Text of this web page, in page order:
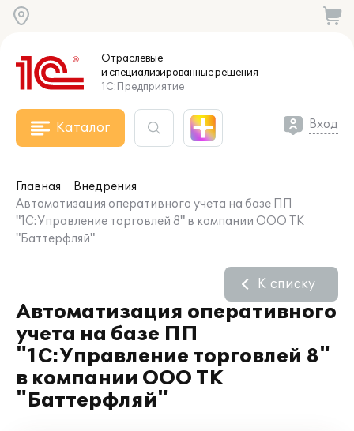
Отраслевые
и специализированныерешения
1С:Предприятие
Каталог Вход
Главная
Внедрения
Автоматизация оперативного учета на базе ПП
"1С:Управление торговлей 8" в компании ООО ТК
"Баттерфляй"
Автоматизация оперативного
учета на базе ПП
"1С:Управление торговлей 8"
в компании ООО ТК
"Баттерфляй"
К списку